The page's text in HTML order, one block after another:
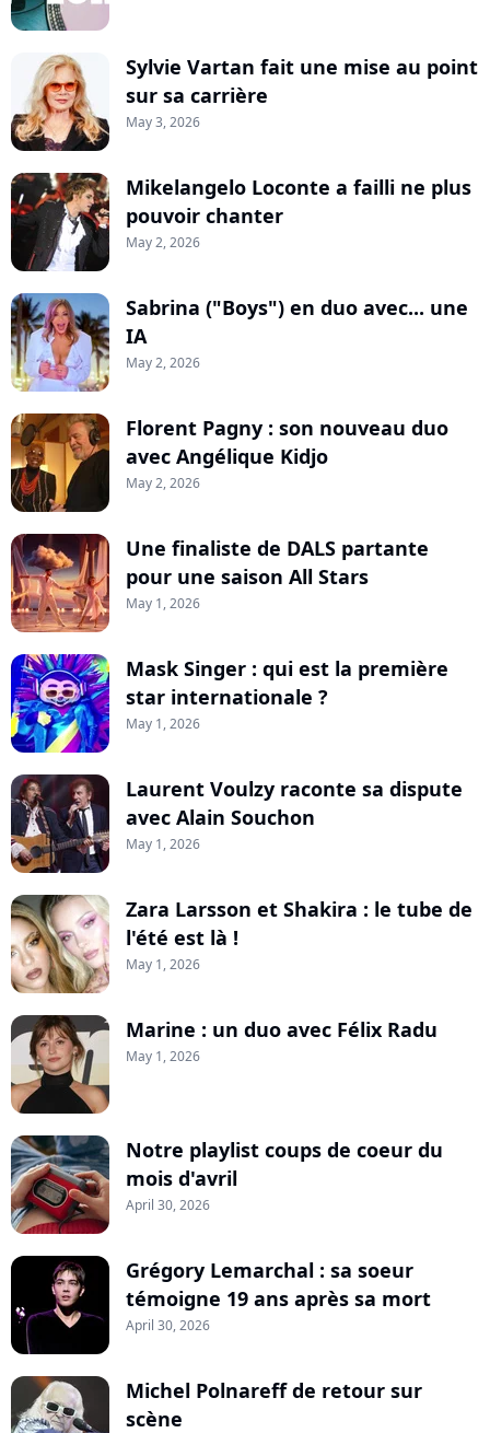
Sylvie Vartan fait une mise au point
sur sa carrière
May 3, 2026
Mikelangelo Loconte a failli ne plus
pouvoir chanter
May 2, 2026
Sabrina ("Boys") en duo avec... une
IA
May 2, 2026
Florent Pagny : son nouveau duo
avec Angélique Kidjo
May 2, 2026
Une finaliste de DALS partante
pour une saison All Stars
May 1, 2026
Mask Singer : qui est la première
star internationale ?
May 1, 2026
Laurent Voulzy raconte sa dispute
avec Alain Souchon
May 1, 2026
Zara Larsson et Shakira : le tube de
l'été est là !
May 1, 2026
Marine : un duo avec Félix Radu
May 1, 2026
Notre playlist coups de coeur du
mois d'avril
April 30, 2026
Grégory Lemarchal : sa soeur
témoigne 19 ans après sa mort
April 30, 2026
Michel Polnareff de retour sur
scène